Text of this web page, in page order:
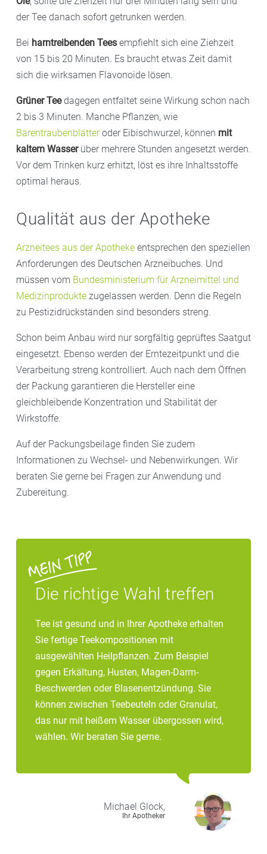
der Tee danach sofort getrunken werden.
Bei harntreibenden Tees empfiehlt sich eine Ziehzeit
von 15 bis 20 Minuten. Es braucht etwas Zeit damit
sich die wirksamen Flavonoide lösen.
Grüner Teedagegen entfaltet seine Wirkung schon nach
2 bis 3 Minuten. Manche Pflanzen, wie
Bärentraubenblätteroder Eibischwurzel, können mit
kaltem Wasserüber mehrere Stunden angesetzt werden.
Vor dem Trinken kurz erhitzt, löst es ihre Inhaltsstoffe
optimal heraus.
Qualität aus der Apotheke
Arzneitees aus der Apotheke entsprechen den speziellen
Anforderungen des Deutschen Arzneibuches. Und
müssen vom Bundesministerium für Arzneimittel und
Medizinprodukte zugelassen werden. Denn die Regeln
zu Pestizidrückständen sind besonders streng.
Schon beim Anbau wird nur sorgfältig geprüftes Saatgut
eingesetzt. Ebenso werden der Erntezeitpunkt und die
Verarbeitung streng kontrolliert. Auch nach dem Öffnen
der Packung garantieren die Hersteller eine
gleichbleibende Konzentration und Stabilität der
Wirkstoffe.
Auf der Packungsbeilage finden Sie zudem
Informationen zu Wechsel- und Nebenwirkungen. Wir
beraten Sie gerne bei Fragen zur Anwendung und
Zubereitung.
Die richtige Wahl treffen
Tee ist gesund und in Ihrer Apotheke erhalten
Sie fertige Teekompositionen mit
ausgewählten Heilpflanzen. Zum Beispiel
gegen Erkältung, Husten, Magen-Darm-
Beschwerden oder Blasenentzündung. Sie
können zwischen Teebeuteln oder Granulat,
das nur mit heißem Wasser übergossen wird,
wählen. Wir beraten Sie gerne.
Michael Glock,
Ihr Apotheker